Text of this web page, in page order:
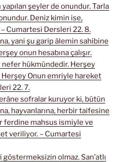
şeyler de onundur. Tarla
Deniz kimin ise,
Cumartesi Dersleri 22. 8.
yani şu garip âlemin sahibine
onun hesabına çalışır.
hükmündedir. Herşey
Onun emriyle hareket
22. 7.
sofralar kuruyor ki, bütün
hayvanlarına, herbir taifesine
ferdine mahsus ismiyle ve
veriliyor. – Cumartesi
olmaz. San’atlı